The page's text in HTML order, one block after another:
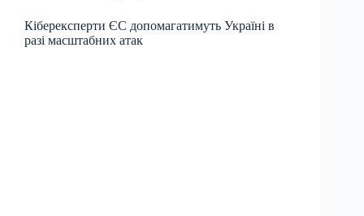
Кіберексперти ЄС допомагатимуть Україні в
разі масштабних атак